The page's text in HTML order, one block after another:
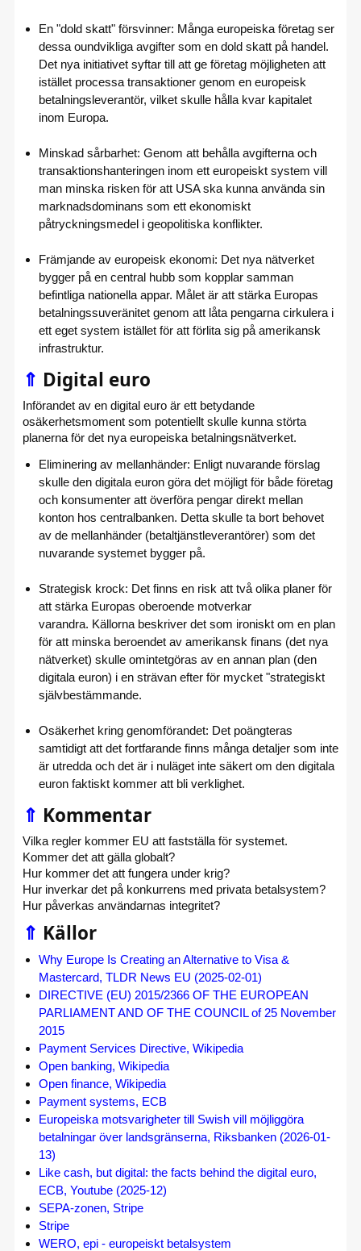
En "dold skatt" försvinner: Många europeiska företag ser
dessa oundvikliga avgifter som en dold skatt på handel.
Det nya initiativet syftar till att ge företag möjligheten att
istället processa transaktioner genom en europeisk
betalningsleverantör, vilket skulle hålla kvar kapitalet
inom Europa.
Minskad sårbarhet: Genom att behålla avgifterna och
transaktionshanteringen inom ett europeiskt system vill
man minska risken för att USA ska kunna använda sin
marknadsdominans som ett ekonomiskt
påtryckningsmedel i geopolitiska konflikter.
Främjande av europeisk ekonomi: Det nya nätverket
bygger på en central hubb som kopplar samman
befintliga nationella appar. Målet är att stärka Europas
betalningssuveränitet genom att låta pengarna cirkulera i
ett eget system istället för att förlita sig på amerikansk
infrastruktur.
⇑ Digital euro
Införandet av en digital euro är ett betydande
osäkerhetsmoment som potentiellt skulle kunna störta
planerna för det nya europeiska betalningsnätverket.
Eliminering av mellanhänder: Enligt nuvarande förslag
skulle den digitala euron göra det möjligt för både företag
och konsumenter att överföra pengar direkt mellan
konton hos centralbanken. Detta skulle ta bort behovet
av de mellanhänder (betaltjänstleverantörer) som det
nuvarande systemet bygger på.
Strategisk krock: Det finns en risk att två olika planer för
att stärka Europas oberoende motverkar
varandra. Källorna beskriver det som ironiskt om en plan
för att minska beroendet av amerikansk finans (det nya
nätverket) skulle omintetgöras av en annan plan (den
digitala euron) i en strävan efter för mycket "strategiskt
självbestämmande.
Osäkerhet kring genomförandet: Det poängteras
samtidigt att det fortfarande finns många detaljer som inte
är utredda och det är i nuläget inte säkert om den digitala
euron faktiskt kommer att bli verklighet.
⇑ Kommentar
Vilka regler kommer EU att fastställa för systemet.
Kommer det att gälla globalt?
Hur kommer det att fungera under krig?
Hur inverkar det på konkurrens med privata betalsystem?
Hur påverkas användarnas integritet?
⇑ Källor
Why Europe Is Creating an Alternative to Visa &
Mastercard, TLDR News EU (2025-02-01)
DIRECTIVE (EU) 2015/2366 OF THE EUROPEAN
PARLIAMENT AND OF THE COUNCIL of 25 November
2015
Payment Services Directive, Wikipedia
Open banking, Wikipedia
Open finance, Wikipedia
Payment systems, ECB
Europeiska motsvarigheter till Swish vill möjliggöra
betalningar över landsgränserna, Riksbanken (2026-01-
13)
Like cash, but digital: the facts behind the digital euro,
ECB, Youtube (2025-12)
SEPA-zonen, Stripe
Stripe
WERO, epi - europeiskt betalsystem